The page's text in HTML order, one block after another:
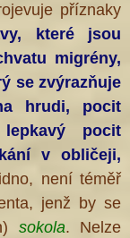
příznaky
které jsou
migrény,
se zvýrazňuje
hrudi, pocit
pocit
v obličeji,
není téměř
jenž by se
sokola. Nelze